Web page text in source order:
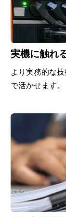
実機に触れ
より実務的な
で活かせます。